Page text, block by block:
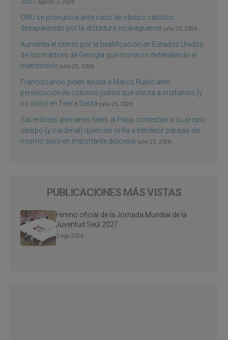
agosto 3, 2026
ONU se pronuncia ante caso de obispo católico
desaparecido por la dictadura nicaragüense julio 25, 2026
Aumenta el interés por la beatificación en Estados Unidos
de los mártires de Georgia que murieron defendiendo el
matrimonio julio 25, 2026
Franciscanos piden ayuda a Marco Rubio ante
persecución de colonos judíos que afecta a cristianos (y
no sólo) en Tierra Santa julio 25, 2026
Sacerdotes alemanes fieles al Papa contestan a su propio
obispo (y cardenal) quien les orilla a bendecir parejas del
mismo sexo en importante diócesis julio 25, 2026
PUBLICACIONES MÁS VISTAS
Himno oficial de la Jornada Mundial de la
Juventud Seúl 2027
3 Ago 2026